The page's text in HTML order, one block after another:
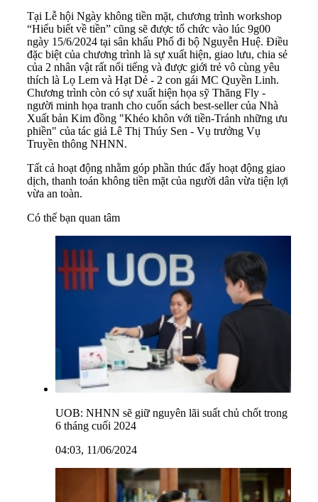
Tại Lễ hội Ngày không tiền mặt, chương trình workshop
“Hiểu biết về tiền” cũng sẽ được tổ chức vào lúc 9g00
ngày 15/6/2024 tại sân khấu Phố đi bộ Nguyễn Huệ. Điều
đặc biệt của chương trình là sự xuất hiện, giao lưu, chia sẻ
của 2 nhân vật rất nổi tiếng và được giới trẻ vô cùng yêu
thích là Lọ Lem và Hạt Dẻ - 2 con gái MC Quyền Linh.
Chương trình còn có sự xuất hiện họa sỹ Thăng Fly -
người minh họa tranh cho cuốn sách best-seller của Nhà
Xuất bản Kim đồng "Khéo khôn với tiền-Tránh những ưu
phiền" của tác giả Lê Thị Thúy Sen - Vụ trưởng Vụ
Truyền thông NHNN.
Tất cả hoạt động nhằm góp phần thúc đẩy hoạt động giao
dịch, thanh toán không tiền mặt của người dân vừa tiện lợi
vừa an toàn.
Có thể bạn quan tâm
UOB: NHNN sẽ giữ nguyên lãi suất chủ chốt trong
6 tháng cuối 2024
04:03, 11/06/2024